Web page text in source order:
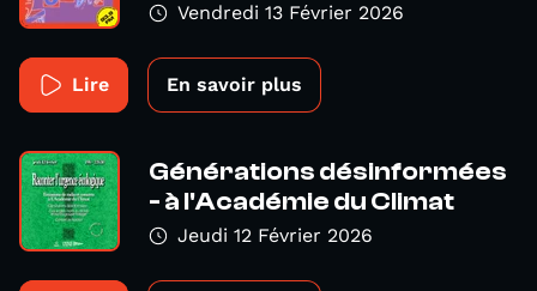
Vendredi 13 Février 2026
Lire En savoir plus
Générations désinformées
- à l'Académie du Climat
Jeudi 12 Février 2026